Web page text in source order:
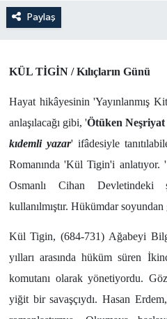
Paylaş
KÜL TİGİN / Kılıçların Günü
Hayat hikâyesinin 'Yayınlanmış
anlaşılacağı gibi, 'Ötüken Neşriyat
kıdemli yazar' ifâdesiyle
Romanında 'Kül Tigin'i anlatıyor. '
Osmanlı Cihan Devletindeki
kullanılmıştır. Hükümdar
Kül Tigin, (684-731) Ağabeyi
yılları arasında hüküm süren
komutanı olarak yönetiyordu.
yiğit bir savaşçıydı. Hasan
Hakkımızda
Sanat
Haber Arşivi